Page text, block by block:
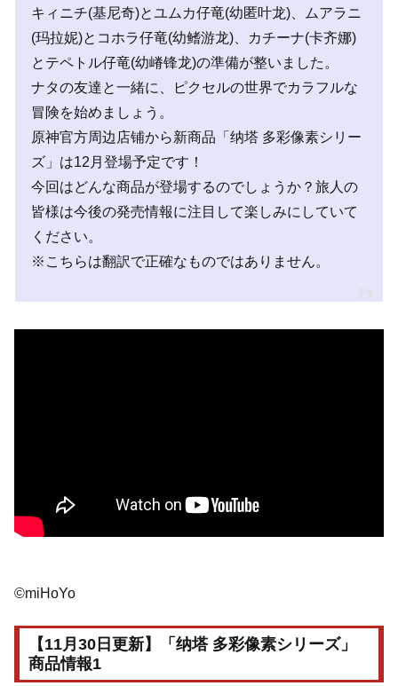
キィニチ(基尼奇)とユムカ仔竜(幼匿叶龙)、ムアラニ
(玛拉妮)とコホラ仔竜(幼鳍游龙)、カチーナ(卡齐娜)
とテペトル仔竜(幼嵴锋龙)の準備が整いました。
ナタの友達と一緒に、ピクセルの世界でカラフルな
冒険を始めましょう。
原神官方周边店铺から新商品「纳塔 多彩像素シリー
ズ」は12月登場予定です！
今回はどんな商品が登場するのでしょうか？旅人の
皆様は今後の発売情報に注目して楽しみにしていて
ください。
※こちらは翻訳で正確なものではありません。
©miHoYo
【11月30日更新】「纳塔 多彩像素シリーズ」
商品情報1